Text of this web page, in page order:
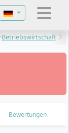
Sprache
Betriebswirtschaft
Bewertungen